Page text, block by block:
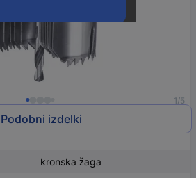
1/5
Podobni izdelki
kronska žaga